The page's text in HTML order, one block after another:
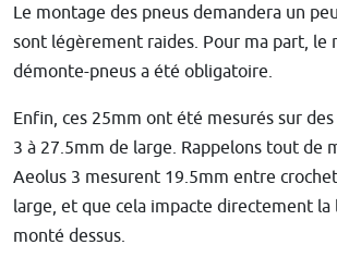
Le montage des pneus demandera un
sont légèrement raides. Pour ma part, le
démonte-pneus a été obligatoire.
Enfin, ces 25mm ont été mesurés sur
3 à 27.5mm de large. Rappelons tout de
Aeolus 3 mesurent 19.5mm entre
large, et que cela impacte directement la
monté dessus.